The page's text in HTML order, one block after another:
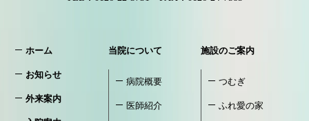
ホーム
お知らせ
外来案内
当院について
病院概要
医師紹介
施設のご案内
つむぎ
ふれ愛の家